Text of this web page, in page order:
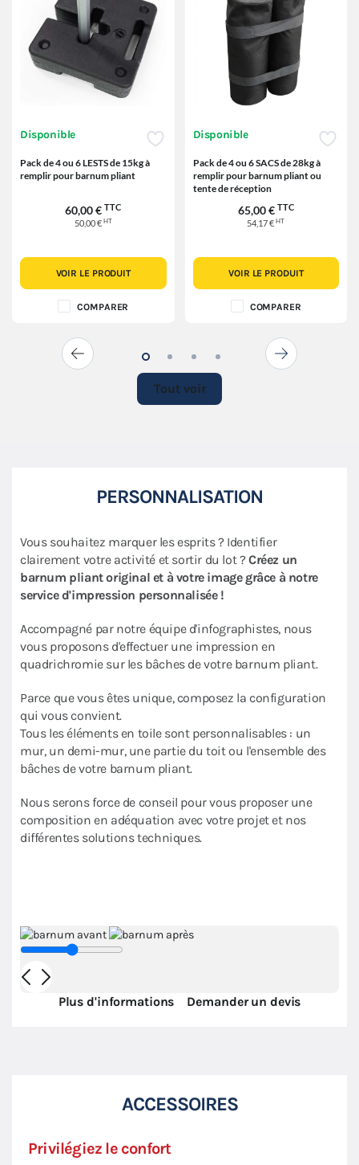
Disponible
Pack de 4 ou 6 LESTS de 15kg à
remplir pour barnum pliant
60,00 € TTC
50,00 € HT
VOIR LE PRODUIT
COMPARER
Disponible
Pack de 4 ou 6 SACS de 28kg à
remplir pour barnum pliant ou
tente de réception
65,00 € TTC
54,17 €HT
VOIR LE PRODUIT
COMPARER
Tout voir
PERSONNALISATION
Vous souhaitez marquer les esprits ? Identifier
clairement votre activité et sortir du lot ?Créez un
barnum pliant original et à votre image grâce à notre
service d'impression personnalisée !
Accompagné par notre équipe d'infographistes, nous
vous proposons d'effectuer une impression en
quadrichromie sur les bâches de votre barnum pliant.
Parce que vous êtes unique, composez la configuration
qui vous convient.
Tous les éléments en toile sont personnalisables : un
mur, un demi-mur, une partie du toit ou l'ensemble des
bâches de votre barnum pliant.
Nous serons force de conseil pour vous proposer une
composition en adéquation avec votre projet et nos
différentes solutions techniques.
Plus d'informations Demander un devis
ACCESSOIRES
Privilégiez le confort